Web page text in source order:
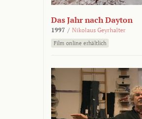
Das Jahr nach Dayton
1997 / Nikolaus Geyrhalter
Film online erhältlich